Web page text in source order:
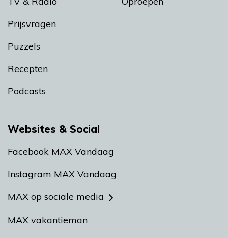
Prijsvragen
Puzzels
Recepten
Podcasts
Websites & Social
Facebook MAX Vandaag
Instagram MAX Vandaag
MAX op sociale media
MAX vakantieman